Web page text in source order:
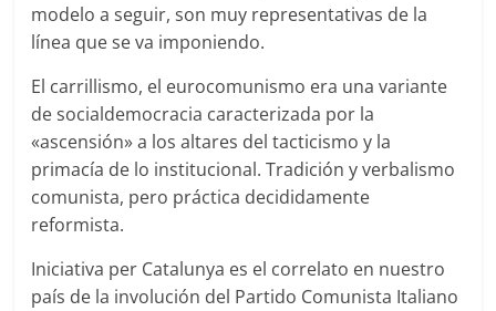
modelo a seguir, son muy representativas de la
línea que se va imponiendo.
El carrillismo, el eurocomunismo era una variante
de socialdemocracia caracterizada por la
«ascensión» a los altares del tacticismo y la
primacía de lo institucional. Tradición y verbalismo
comunista, pero práctica decididamente
reformista.
Iniciativa per Catalunya es el correlato en nuestro
país de la involución del Partido Comunista Italiano